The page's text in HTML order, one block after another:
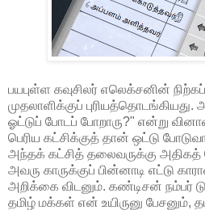
பயபுள்ள கவுசிலர் எலெக்சனின்
முதலாளிக்குப் புரியத்தொடங்கியது.
ஓட்டுப் போடப் போறாரு?" என்று
பெரிய கட்சிக்குத் தான் ஒட்டு
அந்தக் கட்சித் தலைவருக்கு
அவரு காருக்குப் பின்னாடி எட்டு
அறிக்கை விடனும். கண்டிசன் நம்பர்
தமிழ் மக்கள் என் உயிருனு பேசனும்,